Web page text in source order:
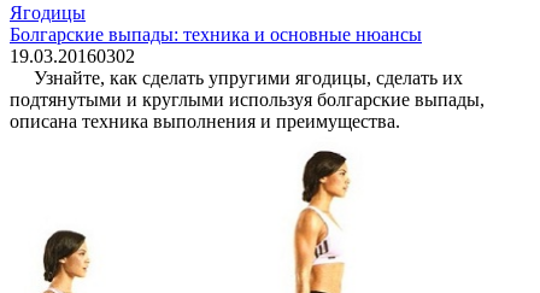
Ягодицы
Болгарские выпады: техника и основные нюансы
19.03.20160302
Узнайте, как сделать упругими ягодицы, сделать их
подтянутыми и круглыми используя болгарские выпады,
описана техника выполнения и преимущества.